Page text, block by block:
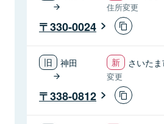
住所変更
330-0024
神田 さいた
変更
338-0812